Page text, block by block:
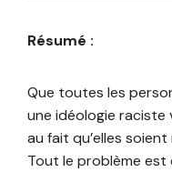
Résumé :
Que toutes les
une idéologie raciste
au fait qu’elles
Tout le problème